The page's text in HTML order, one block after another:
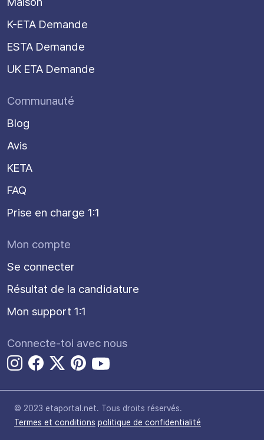
K-ETA Demande
ESTA Demande
UK ETA Demande
Communauté
Blog
Avis
KETA
FAQ
Prise en charge 1:1
Mon compte
Se connecter
Résultat de la candidature
Mon support 1:1
Connecte-toi avec nous
© 2023 etaportal.net. Tous droits réservés.
Termes et conditions politique de confidentialité